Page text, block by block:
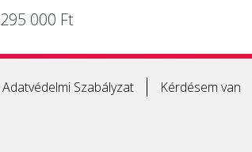
295 000 Ft
Adatvédelmi Szabályzat Kérdésem van